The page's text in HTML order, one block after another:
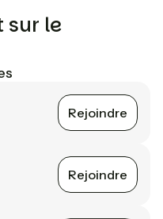
sur le
Rejoindre
Rejoindre